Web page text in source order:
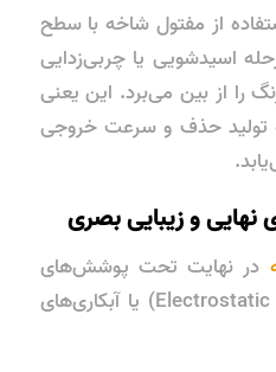
از مفتول شاخه با سطح
اسیدشویی یا چربی‌زدایی
را از بین می‌برد. این یعنی
تولید حذف و سرعت خروجی
در نهایت تحت پوشش‌های
پودری (Electrostatic Powder Coating) یا آبکاری‌های